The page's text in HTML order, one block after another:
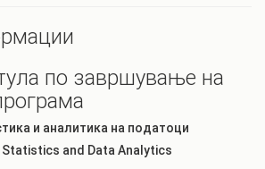
по завршување на
и аналитика на податоци
and Data Analytics